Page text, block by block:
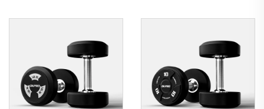
للصالات الرياضية التجارية